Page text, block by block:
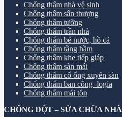
Chống thấm nhà vệ sinh
Chống thấm sân thượng
Chống thấm tường
Chống thấm trần nhà
Chống thấm bể nước, hồ cá
Chống thấm tầng hầm
Chống thấm khe tiếp giáp
Chống thấm sàn mái
Chống thấm cổ ống xuyên sàn
Chống thấm ban công -logia
Chống thấm mái tôn
CHỐNG DỘT – SỬA CHỮA NHÀ